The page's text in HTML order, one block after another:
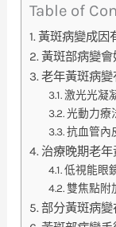
Table of
黃斑病變成因
黃斑部病變會
老年黃斑病變
激光光凝
光動力療
抗血管內
治療晚期老
低視能眼
雙焦點附
部分黃斑病變